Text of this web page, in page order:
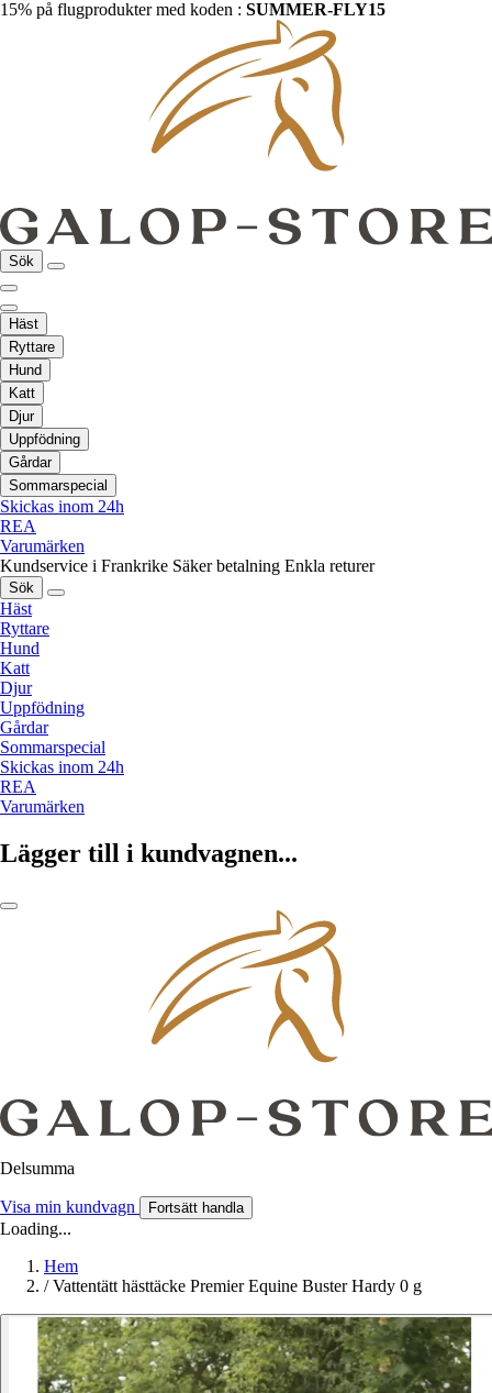
15% på flugprodukter med koden : SUMMER-FLY15
Sök
Häst
Ryttare
Hund
Katt
Djur
Uppfödning
Gårdar
Sommarspecial
Skickas inom 24h
REA
Varumärken
Kundservice i Frankrike Säker betalning Enkla returer
Sök
Häst
Ryttare
Hund
Katt
Djur
Uppfödning
Gårdar
Sommarspecial
Skickas inom 24h
REA
Varumärken
Lägger till i kundvagnen...
Delsumma
Visa min kundvagn Fortsätt handla
Loading...
Hem
/ Vattentätt hästtäcke Premier Equine Buster Hardy 0 g